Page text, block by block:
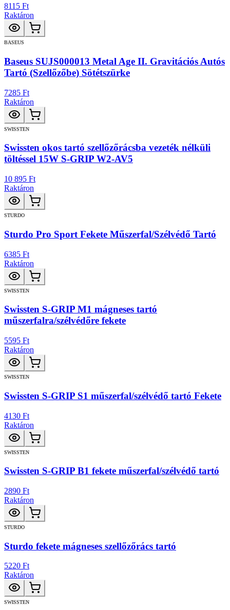
8115 Ft
Raktáron
BASEUS
Baseus SUJS000013 Metal Age II. Gravitációs Autós
Tartó (Szellőzőbe) Sötétszürke
7285 Ft
Raktáron
SWISSTEN
Swissten okos tartó szellőzőrácsba vezeték nélküli
töltéssel 15W S-GRIP W2-AV5
10 895 Ft
Raktáron
STURDO
Sturdo Pro Sport Fekete Műszerfal/Szélvédő Tartó
6385 Ft
Raktáron
SWISSTEN
Swissten S-GRIP M1 mágneses tartó
műszerfalra/szélvédőre fekete
5595 Ft
Raktáron
SWISSTEN
Swissten S-GRIP S1 műszerfal/szélvédő tartó Fekete
4130 Ft
Raktáron
SWISSTEN
Swissten S-GRIP B1 fekete műszerfal/szélvédő tartó
2890 Ft
Raktáron
STURDO
Sturdo fekete mágneses szellőzőrács tartó
5220 Ft
Raktáron
SWISSTEN